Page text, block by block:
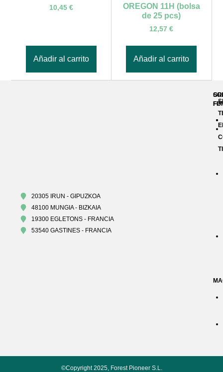
10,45 €
Añadir al carrito
OREGON 11H (bolsa
de 25 pcs)
12,57€
Añadir al carrito
20305 IRUN - GIPUZKOA
48100 MUNGIA - BIZKAIA
19300 EGLETONS - FRANCIA
53540 GASTINES - FRANCIA
FP
©Copyright 2025, Forest Pioneer S.L.